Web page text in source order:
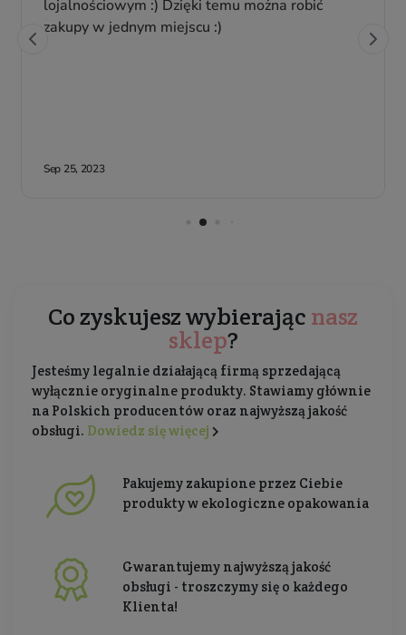
Co zyskujesz wybierając nasz
sklep?
Jesteśmy legalnie działającą firmą sprzedającą
wyłącznie oryginalne produkty. Stawiamy głównie
na Polskich producentów oraz najwyższą jakość
obsługi. Dowiedz się więcej
Pakujemy zakupione przez Ciebie
produkty w ekologiczne opakowania
Gwarantujemy najwyższą jakość
obsługi - troszczymy się o każdego
Klienta!